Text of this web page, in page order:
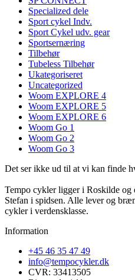
Specialized dele
Sport cykel Indv.
Sport Cykel udv. gear
Sportsernæring
Tilbehør
Tubeless Tilbehør
Ukategoriseret
Uncategorized
Woom EXPLORE 4
Woom EXPLORE 5
Woom EXPLORE 6
Woom Go 1
Woom Go 2
Woom Go 3
Det ser ikke ud til at vi kan finde
Tempo cykler ligger i Roskilde og
Stefan i spidsen. Alle lever og
cykler i verdensklasse.
Information
+45 46 35 47 49
info@tempocykler.dk
CVR: 33413505